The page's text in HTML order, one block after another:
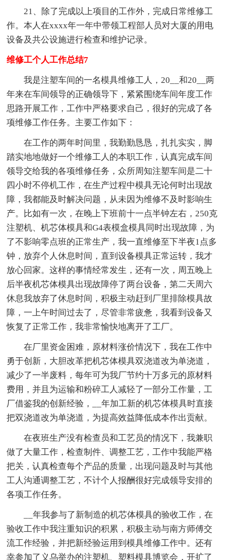
21、除了完成以上项目的工作外，完成日常维修工
作。本人在xxxx年一年中带领工程部人员对大厦的用电
设备及共公设施进行检查和维护记录。
维修工个人工作总结7
我是注塑车间的一名模具维修工人，20__和20__两
年来在车间领导的正确领导下，紧紧围绕车间年度工作
思路开展工作，工作中严格要求自己，很好的完成了各
项维修工作任务。主要工作如下：
在工作的两年时间里，我勤勤恳恳，扎扎实实，脚
踏实地地做好一个维修工人的本职工作，认真完成车间
领导交给我的各项维修任务，众所周知注塑车间是二十
四小时不停机工作，在生产过程中模具无论何时出现故
障，我都能及时解决问题，从未因为维修不及时影响生
产。比如有一次，在晚上下班前十一点半钟左右，250克
注塑机、机芯体模具和G4表模盒模具同时出现故障，为
了不影响零点班的正常生产，我一直维修至下半夜1点多
钟，放弃个人休息时间，直到设备模具正常运转，我才
放心回家。这样的事情经常发生，还有一次，周五晚上
后半夜机芯体模具出现故障停了两台设备，第二天周六
休息我放弃了休息时间，积极主动赶到厂里排除模具故
障，一上午时间过去了，尽管非常疲惫，我看到设备又
恢复了正常工作，我非常愉快地离开了工厂。
在厂里资金困难，原材料涨价情况下，我在工作中
勇于创新，大胆改革把机芯体模具双浇道改为单浇道，
减少了一半废料，每年可为我厂节约十万多元的原材料
费用，并且为运输和粉碎工人减轻了一部分工作量，工
厂借鉴我的创新经验，__年加工新的机芯体模具时直接
把双浇道改为单浇道，为提高效益降低成本作出贡献。
在夜班生产没有检查员和工艺员的情况下，我兼职
做了大量工作，检查制件、调整工艺，工作中我能严格
把关，认真检查每个产品的质量，出现问题及时与其他
工人沟通调整工艺，不计个人报酬很好完成领导安排的
各项工作任务。
__年我参与了新制造的机芯体模具的验收工作，在
验收工作中我注重知识的积累，积极主动与南方师傅交
流工作经验，并把新经验运用到模具维修工作中。还有
幸参加了义乌举办的注塑机、塑料模具博览会，开扩了